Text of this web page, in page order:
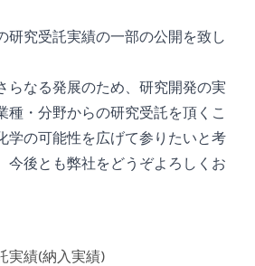
研究受託実績の一部の公開を致し
らなる発展のため、研究開発の実
種・分野からの研究受託を頂くこ
学の可能性を広げて参りたいと考
今後とも弊社をどうぞよろしくお
実績(納入実績)